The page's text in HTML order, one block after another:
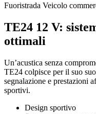
Fuoristrada Veicolo
TE24 12 V:
ottimali
Un’acustica senza
TE24 colpisce per il suo
segnalazione e prestazioni
sportivi.
Design sportivo